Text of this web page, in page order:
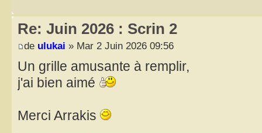
Re: Juin 2026 : Scrin 2
de ulukai » Mar 2 Juin 2026 09:56
Un grille amusante à remplir,
j'ai bien aimé
Merci Arrakis